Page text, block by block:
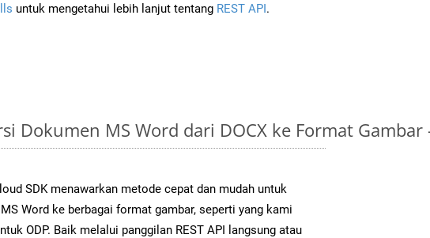
untuk mengetahui lebih lanjut tentang REST API.
Dokumen MS Word dari DOCX ke Format
SDK menawarkan metode cepat dan mudah untuk
Word ke berbagai format gambar, seperti yang kami
ODP. Baik melalui panggilan REST API langsung atau